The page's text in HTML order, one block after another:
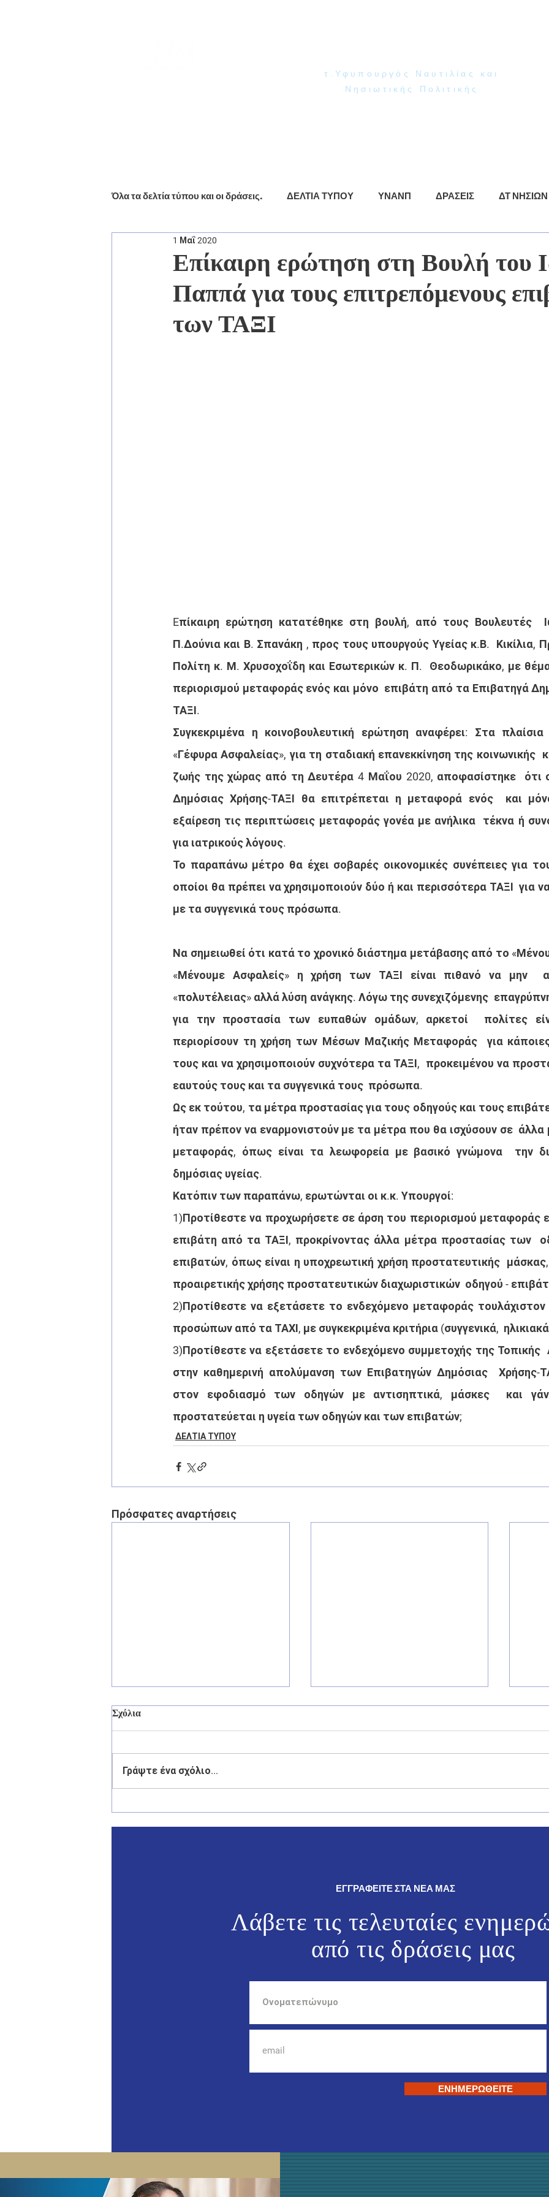
τ.Υφυπουργός Ναυτιλίας και
Νησιωτικής Πολιτικής
Όλα τα δελτία τύπου και οι δράσεις. ΔΕΛΤΙΑ ΤΥΠΟΥ ΥΝΑΝΠ ΔΡΑΣΕΙΣ ΔΤ ΝΗΣΙΩΝ
Επίκαιρη ερώτηση στη Βουλή του
Παππά για τους επιτρεπόμενους
των ΤΑΞΙ
1 Μαΐ 2020
Eπίκαιρη ερώτηση κατατέθηκε στη βουλή, από τους Βουλευτές
Π.Δούνια και Β. Σπανάκη , προς τους υπουργούς Υγείας κ.Β.  Κικίλια,
Πολίτη κ. Μ. Χρυσοχοΐδη και Εσωτερικών κ. Π.  Θεοδωρικάκο, με
περιορισμού μεταφοράς ενός και μόνο  επιβάτη από τα Επιβατηγά
ΤΑΞΙ.
Συγκεκριμένα η κοινοβουλευτική ερώτηση αναφέρει: Στα
«Γέφυρα Ασφαλείας», για τη σταδιακή επανεκκίνηση της κοινωνικής
ζωής της χώρας από τη Δευτέρα 4 Μαΐου 2020, αποφασίστηκε  ότι
Δημόσιας Χρήσης-ΤΑΞΙ θα επιτρέπεται η μεταφορά ενός  και
εξαίρεση τις περιπτώσεις μεταφοράς γονέα με ανήλικα  τέκνα ή
για ιατρικούς λόγους.
Το παραπάνω μέτρο θα έχει σοβαρές οικονομικές συνέπειες για
οποίοι θα πρέπει να χρησιμοποιούν δύο ή και περισσότερα ΤΑΞΙ  για
με τα συγγενικά τους πρόσωπα.
Να σημειωθεί ότι κατά το χρονικό διάστημα μετάβασης από το
«Μένουμε Ασφαλείς» η χρήση των ΤΑΞΙ είναι πιθανό να μην
«πολυτέλειας» αλλά λύση ανάγκης. Λόγω της συνεχιζόμενης
για την προστασία των ευπαθών ομάδων, αρκετοί  πολίτες
περιορίσουν τη χρήση των Μέσων Μαζικής Μεταφοράς  για κάποιες
τους και να χρησιμοποιούν συχνότερα τα ΤΑΞΙ,  προκειμένου να
εαυτούς τους και τα συγγενικά τους  πρόσωπα.
Ως εκ τούτου, τα μέτρα προστασίας για τους οδηγούς και τους
ήταν πρέπον να εναρμονιστούν με τα μέτρα που θα ισχύσουν σε  άλλα
μεταφοράς, όπως είναι τα λεωφορεία με βασικό γνώμονα  την
δημόσιας υγείας.
Κατόπιν των παραπάνω, ερωτώνται οι κ.κ. Υπουργοί:
1)Προτίθεστε να προχωρήσετε σε άρση του περιορισμού μεταφοράς
επιβάτη από τα ΤΑΞΙ, προκρίνοντας άλλα μέτρα προστασίας των
επιβατών, όπως είναι η υποχρεωτική χρήση προστατευτικής
προαιρετικής χρήσης προστατευτικών διαχωριστικών  οδηγού -
2)Προτίθεστε να εξετάσετε το ενδεχόμενο μεταφοράς
προσώπων από τα ΤΑΧΙ, με συγκεκριμένα κριτήρια (συγγενικά,
3)Προτίθεστε να εξετάσετε το ενδεχόμενο συμμετοχής της Τοπικής
στην καθημερινή απολύμανση των Επιβατηγών Δημόσιας  Χρήσης-
στον εφοδιασμό των οδηγών με αντισηπτικά, μάσκες  και
προστατεύεται η υγεία των οδηγών και των επιβατών;
ΔΕΛΤΙΑ ΤΥΠΟΥ
Πρόσφατες αναρτήσεις
Σχόλια
Γράψτε ένα σχόλιο...
ΕΓΓΡΑΦΕΙΤΕ ΣΤΑ ΝΕΑ ΜΑΣ
Λάβετε τις τελευταίες
από τις δράσεις μας
ΕΝΗΜΕΡΩΘΕΙΤΕ